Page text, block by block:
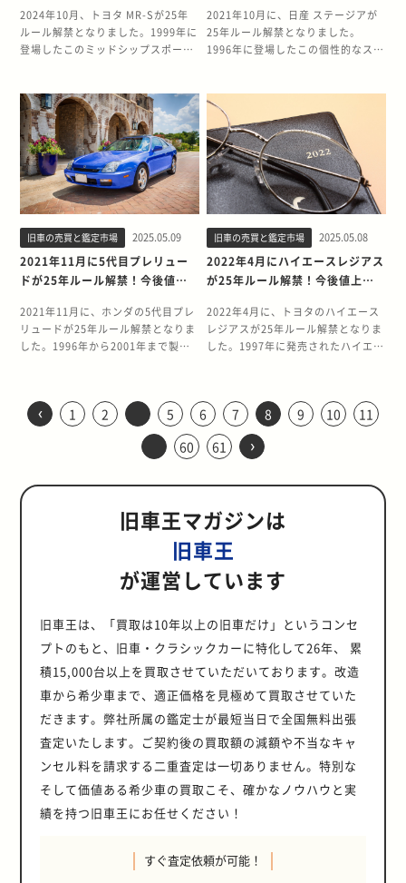
す。 申請書類を作成する際は、各警
察署のWebサイトで公開されている
様式や記載例を活用するとよいでし
が、2025年（令和7年）4月1日から
不要となっています。クルマに貼り
付ける保管場所標章（ステッカー）
も発行されなくなりました。 手続き
方法 保管場所届出をする際は、新し
い保管場所がある住所を管轄する警
察署に必要書類を提出します。引っ
越しをする前の住所を管轄する警察
署ではない点に注意しましょう。 受
付時間は月曜日から金曜日の午前9
時〜午後4時までです。土日祝日と
せん。 受付の開始時間と終了時間は
警察署によって異なるため、事前に
Webサイトで確認しましょう。 警察
のうちに手続きが完了します。 保管
場所届出に手数料はかかりません。
保管場所標章の廃止により、500〜
600円程度の発行手数料もかからな
車の車検証の住所変更手続きが必要
軽自動車の所有者は、引っ越しで
住所が変わった場合、道路運送車両
日以内に車検証の住所変更手続きを
する必要があります。 第十二条：自
動車の所有者は、登録されている型
者の氏名若しくは名称若しくは住所
又は使用の本拠の位置に変更があつ
たときは、その事由があつた日から
十五日以内に、国土交通大臣の行う
変更登録の申請をしなければならな
登録又は第十五条の規定による永久
抹消登録の申請をすべき場合は、こ
の限りでない。 また、同法の109条
と「50万円以下の罰金に処される」
と定められています。 第百九条：次
第十二条第一項、第十三条第一項又
ンバー変化量の違いを抑える、最適
なセッティングが施されています。
また、製作にあたっては、事故車と
うため、ボディに直接溶接したロー
ルバーが張り巡らされています。
RE雨宮のフルカウルプロを軸にまと
められたエアロパーツは、リアウィ
ングが特徴的です。フロントオーバ
ーハングの長いFC3Sの特性を考え
て、できるだけ後方に装着されまし
た。エアロパーツまで含めて、筑波
最速を目指して綿密に設計されてい
ることがうかがい知れます。 驚異的
な記録を樹立したFC3Sの実力 FC3S
まりモータースポーツでの活躍の印
象はありません。しかし、実はレー
スの世界でも、FC3Sの高い実力が
記録も含めて、レースでの活躍を振
り返ってみましょう。 風林火山・
FC3Sが筑波で残した大記録 風林火
山・FC3Sは、開発の目的だった筑
秒890という大記録を叩き出しまし
のチューニングとタケヤリ山路選手
いえるでしょう。 真実は不明ではあ
りますが、後発のFD3Sや日産 R34
型GT-Rなどが筑波サーキットで58
FC3Sが1980年代に発売されたこと
を考えると、風林火山・FC3Sがマ
ークした記録がいかに驚異的だった
かがわかります。旧車の枠に収まら
ない高い実力は、多くのRX-7に夢を
イブしてモータースポーツでも活躍
一般的に、FC3Sはモータースポー
ツのイメージが薄いかもしれませ
ースポーツセダン）ではタイトルこ
そ獲得できなかったものの、数々の
なった富士スピードウェイでの雨の
て適切に名義変更しましょう。 実際
に運転する人が異なる場合の保険の
影響 クルマの所有者の名義と実際に
の契約内容に影響が出ることがあり
ます。 任意保険は、主にクルマを運
転する人である記名被保険者を基準
に保険料が算出されます。そのため
免許返納した方を記名被保険者のま
まにしておくと、ご家族が運転中に
事故を起こした際に、運転者と保険
の内容が一致しないため、十分な補
償を受けられない可能性がありま
す。 もし保険契約内容と使用実態が
合致していない場合は、契約内容の
変更や運転者限定の見直しなど、適
マを譲渡する場合の名義変更は3つ
の手続きが必要 免許返納を機に、ク
ルマを子どもや親族に譲るケースは
な手続きとして車検証（自動車検査
証）、自賠責保険、任意保険の名義
変更が必要です。 車検証の名義変更
に必要な書類と注意点 車検証の名義
な所有者を変更する手続きです。免
許返納後にクルマを譲渡する場合、
この手続きは避けて通れません。必
要書類を事前にしっかりと準備し、
スムーズに手続きを進められるよう
にしましょう。 ▼関連記事クルマの
名義変更とは？必要書類や手続きの
検証の名義変更の必要書類は、クル
マを譲り渡す方（旧所有者）と譲り
す。 ＜旧所有者＞・自動車検査証
（車検証）の原本◎実印を押印した
譲渡証明書・実印を押印した委任
状 ※代理人が申請する場合・印鑑
証明書 ※発行から3ヶ月以内 ＜新
所有者＞◎実印を押印した移転登録
申請書★自動車検査証記入申請書・
実印を押印した委任状 ※代理人が
申請する場合・印鑑証明書 ※発行
証明する書面の写し◎手数料納付書
◎自動車税申告書★軽自動車税申告
ーツカーとは異なり、ヴィッツはコ
ンパクトカーという実用車としての
性格が強いため、劇的な価格高騰は
には海外市場で注目される要素があ
ります。まず、トヨタブランドの信
頼性の高さです。「日本車は壊れに
くい」という評価は世界共通であ
り、特にヴィッツのような小型車は
燃費性能と維持費の安さで海外ユー
ザーにとって魅力的なモデルです。
また、初代ヴィッツの中でも、
RS（スポーツグレード）やターボ仕
様などの特別なモデルについては、
一定の価格上昇が見込まれる可能性
があります。これらのモデルは生産
を重視するアメリカの日本車ファン
からの需要が期待できるためです。
25年ルールが解禁されるヴィッツの
パッケージングにあります。全長お
よそ3,600mm、全幅1,660mmとい
うコンパクトなボディサイズであり
ながら、室内長およそ1,800mm、
とした室内空間を実現しました。 エ
ンジンは1.0L直列4気筒と1.3L直列4
気筒を設定し、いずれも優れた燃費
性能を発揮しました。特に1.0Lエン
ジンは、10・15モードで22.0km/L
という当時としては驚異的な数値を
記録し、環境性能の高さも注目され
にも配慮されており、衝突安全ボデ
ィ「GOA（Global Outstanding
クトカーでありながら高い安全基準
をクリアしていました。 デザイン面
では、シンプルで親しみやすいフォ
ルムが特徴です。丸みを帯びたボデ
ィラインと大きなヘッドライトが愛
らしい印象を与え、幅広い年齢層か
ら支持を獲得しました。この普遍的
なデザインは、25年が経過した現在
でも古さを感じさせません。 ヴィッ
禁される車種一覧 2024年は、ヴィ
ッツ以外にも多くの名車が25年ルー
ま輸入することは原則として認めら
れていません。 しかし、製造から25
年が経過したクルマに関しては、ク
れます。この例外規定により、右ハ
ンドル車である日本車やイギリス車
をほぼそのままの状態でアメリカに
輸入できるようになるのです。 さら
に、25年ルールが適用されるクルマ
は関税や排ガス規制も緩和されるた
め、輸入のハードルが大幅に下がり
ます。 ▼詳しくはこちらアメリカ
「25年ルール」とは？名車の中古相
場が急騰するしくみ 25年ルール解禁
で2代目イプサムは値上がりする？
25年ルールの解禁により、2代目イ
性はあります。まず、アメリカの日
本車ファンからの新たな需要が生ま
れることで、マーケットが拡大する
では入手困難だったため、コレクタ
ーやJDM（Japan Domestic
Market）ファンの間で人気を集める
可能性があります。 ただし、値上が
ド、オプション装備によって大きく
異なります。特に、上位グレード
や、低走行で状態のよい個体は、よ
り高値での取引が予想されます。一
方で、一般的なグレードや状態の個
体は、緩やかな価格上昇にとどまる
可能性もあります。 25年ルールが解
イプサムの最大の魅力は機能的で広
い室内空間を実現した点にありま
す。全長約4.7m、全幅1.74mという
サイズ感は、日本の道路事情に適し
ながらも、3列シートで7人乗りとい
う実用性を確保しています。 パワー
ンを搭載し、特に2.4Lエンジンは最
高出力160psを発揮し、ミニバンな
がらも軽快な走りを実現しました。
ーキアシスト、EBD付きABS、プリ
ター付きシートベルトが標準装備さ
れており、安全性も申し分ありませ
あたる特別ルールのことです。アメ
リカでは、基本的に右ハンドル車の
輸入が制限されているため、日本車
かし、製造から25年が経過したクル
マは「クラシックカー」としての登
録が可能となり、右ハンドル車であ
る日本車もそのままの状態でアメリ
カに輸入できるようになります。 さ
らに、関税や排ガス規制も対象外に
なることから、輸入のハードルが大
幅に下がるのも25年ルールの特徴で
す。 このルールにより、2026年1月
以降は、2001年1月に製造されたア
レックスがアメリカ市場に正規輸入
できるようになります。 ▼詳しくは
は？名車の中古相場が急騰するしく
み 25年ルール解禁でアレックスは値
上がりする？ 25年ルールの解禁によ
状態で保存されている個体や、人気
グレードであるRS180などは、アメ
リカからの需要増加によって価格が
押し上げられるかもしれません。 し
ルビアS15などの純粋なスポーツモ
デルと比較すると、コアなファン層
の広がりという点ではやや限定的で
す。そのため、価格高騰の規模は、
純スポーツカーほど劇的ではない可
能性もあります。 中古車価格の変動
は、グレードや状態、カラーなどさ
概に予測することは難しいですが、
良好な状態の個体については緩やか
な価格上昇が期待できるかもしれま
せん。 25年ルールが解禁されるアレ
ックスの魅力 アレックスの最大の魅
力は、コンパクトなボディサイズな
立させている点にあります。全長約
4.2m、全幅約1.7mのサイズ感は、
日本の狭い道路や駐車場でも扱いや
しています。 特に上級グレードの
最高出力190ps、最大トルク
18.4kg・mを発揮します。 デザイン
ータはアルテッツァの走行性能と実
用性を兼ね備えたワゴンモデルとし
て、発売当初から人気を博しまし
保したモデルとして、実用性も兼ね
備えた1台です。 そもそも25年ルー
ルとは？ 25年ルールは、アメリカ国
内における自動車の輸入を規制する
法律の特別ルールです。本ルールに
より、製造から25年が経過した車輌
であれば、一定の安全基準を満たし
ている場合にアメリカへの輸入が許
可されます。 アメリカでは、原則と
して日本車やイギリス車などの右ハ
ンドル車を輸入できません。しか
し、製造から25年が経過したクルマ
であれば、クラシックカーとしての
登録が可能となるため、日本車をそ
のまま輸入できるようになります。
ール」とは？名車の中古相場が急騰
するしくみ 25年ルール解禁でアルテ
ッツァジータは値上がりする？ 25年
ルールの解禁により、アルテッツァ
れます。アメリカのファンからの需
要が高まることに加え、日本国内で
の限られた個体数のみの希少車種で
あるため、値上がりする可能性は高
いでしょう。 セダンモデルのアルテ
ッツァは既に25年ルールの影響で価
目を集めることが予想されます。特
に、AS300やZエディション、Lエデ
ィションなどの人気グレードは高値
値上がりが必ずしも確実ではない点
に注意が必要です。中古車価格は、
需要と供給のバランスのみならず、
個体の状態やオプション装備の有
無、取引時期などによっても左右さ
れるため、一概に断言はできませ
ん。 25年ルールが解禁されるアルテ
ッツァジータの魅力 アルテッツァジ
行性能と実用的なステーションワゴ
ンとしての機能性を両立している点
ンは2001年12月に発売されたトヨ
タの4ドアセダンで、プレミオの姉
妹車として市場に投入されました。
セダンとして日本国内で評価の高い
モデルです。特に高い品質と信頼性
を備えた日本車として、海外からの
注目度も高まっています。 アメリカ
では日本製セダンの人気が高く、特
に高品質で信頼性の高いトヨタ車へ
の需要は根強いものがあります。そ
のため、2026年12月の25年ルール
解禁は、アメリカの日本車ファンに
とって待ち望んだ瞬間だといえるで
しょう。 そもそも25年ルールとは？
25年ルールとは、製造から25年以上
経過した右ハンドルのクルマをアメ
リカ国内にそのまま輸入できる法律
の例外にあたる特別ルールのことで
ままの状態で輸入することが制限さ
れているのです。しかし、製造から
25年が経過したクルマであれば、ク
ラシックカーとしての登録が可能と
イギリス車をそのまま輸入できるよ
うになります。 また、関税や排ガス
規制も対象外になることも25年ルー
ルの特徴です。通常であれば厳しい
基準をクリアする必要があります
が、25年を経過したクルマには例外
は？名車の中古相場が急騰するしく
み 25年ルール解禁でアリオンは値上
がりする？ 25年ルールの解禁によ
る可能性があります。特に良好な状
態で維持されている個体や、人気の
グレード・装備を持つモデルは、ア
メリカ市場からの需要増加に伴い価
格が高騰する可能性が考えられま
す。 アリオンはスポーツカーほどの
知名度はないものの、トヨタ車特有
の高い信頼性と耐久性を持ち、実用
から、実用車として海外でも評価さ
れる可能性が高いでしょう。 しか
2024年10月、トヨタ MR-Sが25年
ルール解禁となりました。1999年に
登場したこのミッドシップスポーツ
に愛されてきました。アメリカでの
人気も高く、25年ルール解禁に伴い
中古車相場に変化が生じる可能性が
あります。 本記事では、MR-Sの25
年ルール解禁に関する詳細と、この
クルマの魅力について詳しく解説し
ます。売却を検討している方は、ぜ
月にMR-Sが25年ルール解禁！ 2024
年10月、トヨタ MR-Sの25年ルール
が解禁されました。MR-Sは1999年
から2007年まで製造された2シータ
ーのオープンスポーツカーです。ミ
ッドシップレイアウトと軽量ボディ
による優れた走行性能を持ちなが
た。 特に初期型のZZW30型MR-S
は、軽量かつピュアなスポーツカー
としての魅力が詰まっており、世界
中のスポーツカーファンから注目さ
日本車ファンの間で高い人気を維持
しており、今回の25年ルール解禁
は、多くのアメリカ人バイヤーが待
ち望んでいた瞬間といえるでしょ
年ルールとは、製造から25年以上経
カ国内にそのまま輸入できる法律の
例外にあたる特別ルールのことで
す。通常、アメリカでは安全基準や
排出ガス規制の関係で、右ハンドル
車を含む多くの外国車の輸入に厳し
い制限があります。 しかし、製造か
ら25年が経過したクルマは「クラシ
ックカー」として認定され、多くの
クルマをそのままの状態でアメリカ
に輸入することが可能になります。
関税や厳しい排ガス規制も対象外と
時はアメリカ市場への輸入が難しか
2021年10月に、日産 ステージアが
25年ルール解禁となりました。
1996年に登場したこの個性的なステ
バージョンも存在し、海外ファンか
らの注目度が高いモデルです。 本記
事では、ステージアの25年ルール解
禁の背景と、モデルの魅力について
詳しく解説します。これからステー
ジアの売却を検討している方は、ぜ
ひ参考にしてください。 2021年10
2021年10月に、日産 ステージアの
25年ルールが解禁されました。ステ
ージアは1996年から2007年まで製
造された高性能ステーションワゴン
です。特に初代モデル（C34型）
は、スポーティさと実用性を兼ね備
えた個性的なクルマとして、国内外
に高性能モデルである「オーテック
バージョン 260RS」は、当時のスカ
イラインGT-Rと同じRB26DETTエ
ンジンを搭載していたことから、
ァンを獲得しています。 このような
経緯から、25年ルール解禁は海外の
日本車ファン、特にスカイラインに
代表される日産のスポーツモデルに
ち望んでいた瞬間といえるでしょ
年ルールとは、製造から25年以上経
過した右ハンドルのクルマをアメリ
カ国内にそのまま輸入できる法律の
例外にあたる特別ルールのことで
す。アメリカでは原則として、同国
の安全基準を満たさない右ハンドル
車を輸入することができません。 し
かし、25年が経過したクルマはクラ
制の対象外となります。つまり、日
本で販売されていた右ハンドル仕様
のステージアが、本来であれば輸入
能になったのです。 さらに、関税や
旧車の売買と鑑定市場 2025.05.09
2021年11月に5代目プレリュー
ドが25年ルール解禁！今後値上
2021年11月に、ホンダの5代目プレ
リュードが25年ルール解禁となりま
した。1996年から2001年まで製造
アメリカでの輸入規制が解除された
ことで、このクルマの中古車相場に
も変化が生じる可能性があります。
レリュードの魅力、今後の価格動向
について詳しく解説します。ホンダ
ファンやクラシックカー愛好家の方
はぜひ参考にしてください。 2021
年11月に5代目プレリュードが25年
の5代目プレリュードがアメリカの
目プレリュードは1996年11月に日
で、その流麗なデザインと高性能エ
ンジンで注目を集めたモデルです。
特に注目すべきは、当時の最新技術
す。電子制御の4輪操舵システム
「HONDA S-MATIC 4WS」や、高
性能な2.2L DOHC VTECエンジンを
搭載したタイプSなど、スポーツカ
ーとしての性能を徹底的に追求した
設計が特徴です。 25年ルール解禁に
レリュードが、現地のホンダファン
旧車の売買と鑑定市場 2025.05.08
2022年4月にハイエースレジアス
が25年ルール解禁！今後値上が
2022年4月に、トヨタのハイエース
レジアスが25年ルール解禁となりま
した。1997年に発売されたハイエー
に伴い、このクルマの中古車価格が
今後上昇する可能性があります。 今
回は、ハイエースレジアスの25年ル
力について詳しく解説します。
25年ルール解禁！ 2022年4月、トヨ
カの25年ルール解禁車種に追加され
ました。ハイエースレジアスは、ハ
イエースをベースにしてつくられた
レジアスは、発売当初から優れた積
れ、特に日本国内ではキャンピング
カーやモバイルオフィスのベース車
輌として幅広く活用されてきまし
アメリカ市場においても待望のモデ
ルとなっています。 25年ルールの解
禁により、これまでアメリカへの輸
入が制限されていたハイエースレジ
アスが、そのままの状態で輸入でき
るようになったことで、アメリカの
そも25年ルールとは？ 25年ルール
‹ 1 2 5 6 7 8 9 10
11
60
61 ›
旧車王マガジンは
旧車王
が運営しています
旧車王は、「買取は10年以上の旧車だけ」というコンセ
プトのもと、旧車・クラシックカーに特化して26年、 累
積15,000台以上を買取させていただいております。改造
車から希少車まで、適正価格を見極めて買取させていた
だきます。弊社所属の鑑定士が最短当日で全国無料出張
査定いたします。ご契約後の買取額の減額や不当なキャ
ンセル料を請求する二重査定は一切ありません。特別な
そして価値ある希少車の買取こそ、確かなノウハウと実
績を持つ旧車王にお任せください！
すぐ査定依頼が可能！